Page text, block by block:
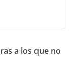
a los que no